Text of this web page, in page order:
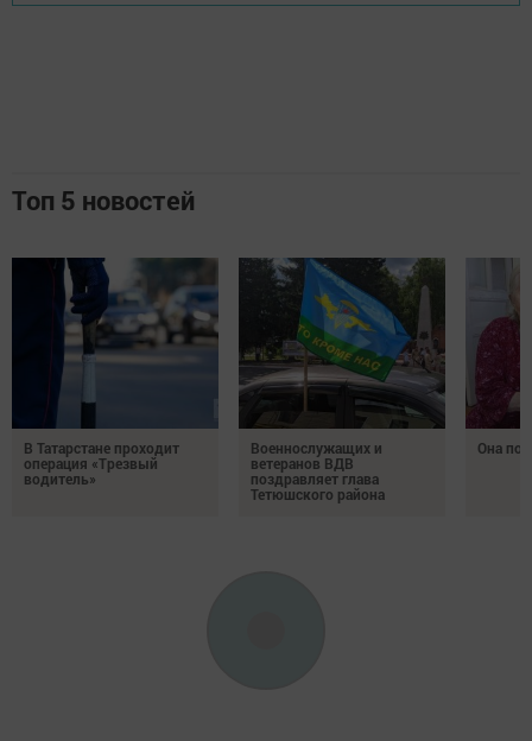
Топ 5 новостей
В Татарстане проходит
операция «Трезвый
водитель»
Военнослужащих и
ветеранов ВДВ
поздравляет глава
Тетюшского района
Она